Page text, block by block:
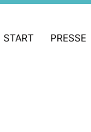
START PRESSE